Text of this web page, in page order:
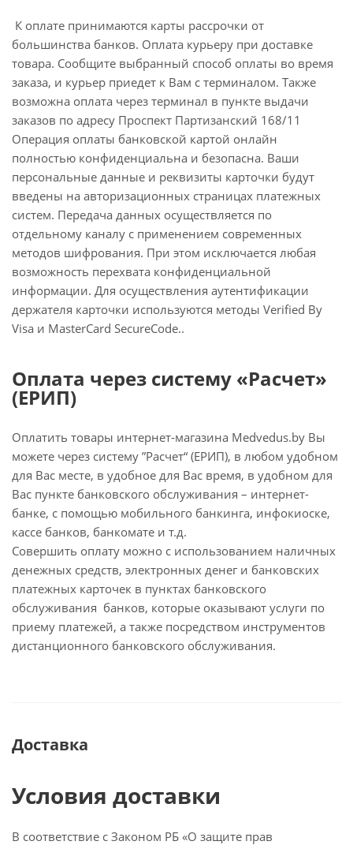
К оплате принимаются карты рассрочки от
большинства банков. Оплата курьеру при доставке
товара. Сообщите выбранный способ оплаты во время
заказа, и курьер приедет к Вам с терминалом. Также
возможна оплата через терминал в пункте выдачи
заказов по адресу Проспект Партизанский 168/11
Операция оплаты банковской картой онлайн
полностью конфиденциальна и безопасна. Ваши
персональные данные и реквизиты карточки будут
введены на авторизационных страницах платежных
систем. Передача данных осуществляется по
отдельному каналу с применением современных
методов шифрования. При этом исключается любая
возможность перехвата конфиденциальной
информации. Для осуществления аутентификации
держателя карточки используются методы Verified By
Visa и MasterCard SecureCode..
Оплата через систему «Расчет»
(ЕРИП)
Оплатить товары интернет-магазина Medvedus.by Вы
можете через систему ”Расчет“ (ЕРИП), в любом удобном
для Вас месте, в удобное для Вас время, в удобном для
Вас пункте банковского обслуживания – интернет-
банке, с помощью мобильного банкинга, инфокиоске,
кассе банков, банкомате и т.д.
Совершить оплату можно с использованием наличных
денежных средств, электронных денег и банковских
платежных карточек в пунктах банковского
обслуживания банков, которые оказывают услуги по
приему платежей, а также посредством инструментов
дистанционного банковского обслуживания.
Доставка
Условия доставки
В соответствие с Законом РБ «О защите прав